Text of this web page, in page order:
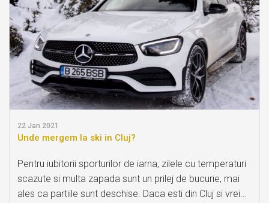
22 Jan 2021
Unde mergem la ski in Cluj?
Pentru iubitorii sporturilor de iarna, zilele cu temperaturi
scazute si multa zapada sunt un prilej de bucurie, mai
ales ca partiile sunt deschise. Daca esti din Cluj si vrei